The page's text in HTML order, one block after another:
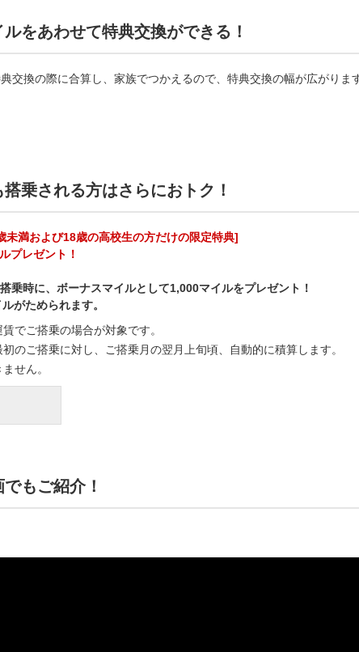
をあわせて特典交換ができる！
交換の際に合算し、家族でつかえるので、特典交換の幅が広がります
乗される方はさらにおトク！
満および18歳の高校生の方だけの限定特典]
プレゼント！
乗時に、ボーナスマイルとして1,000マイルをプレゼント！
がためられます。
でご搭乗の場合が対象です。
のご搭乗に対し、ご搭乗月の翌月上旬頃、自動的に積算します。
せん。
もご紹介！